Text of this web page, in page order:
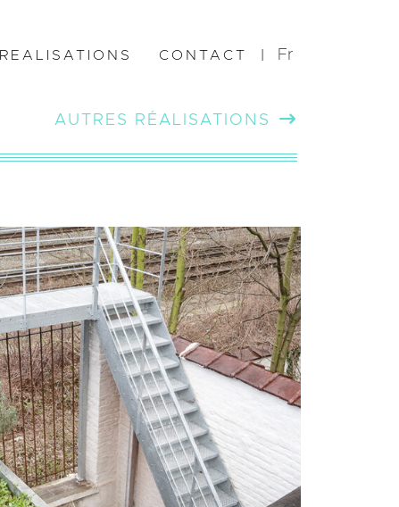
REALISATIONS CONTACT Fr
AUTRES RÉALISATIONS